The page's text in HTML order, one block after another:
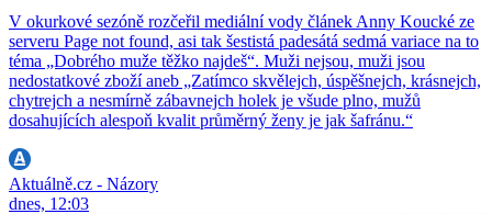
V okurkové sezóně rozčeřil mediální vody článek Anny Koucké ze
serveru Page not found, asi tak šestistá padesátá sedmá variace na to
téma „Dobrého muže těžko najdeš“. Muži nejsou, muži jsou
nedostatkové zboží aneb „Zatímco skvělejch, úspěšnejch, krásnejch,
chytrejch a nesmírně zábavnejch holek je všude plno, mužů
dosahujících alespoň kvalit průměrný ženy je jak šafránu.“
Aktuálně.cz - Názory
dnes, 12:03